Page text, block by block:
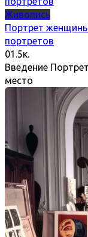
Живопись
Портрет
портретов
01.5к.
Введение
место